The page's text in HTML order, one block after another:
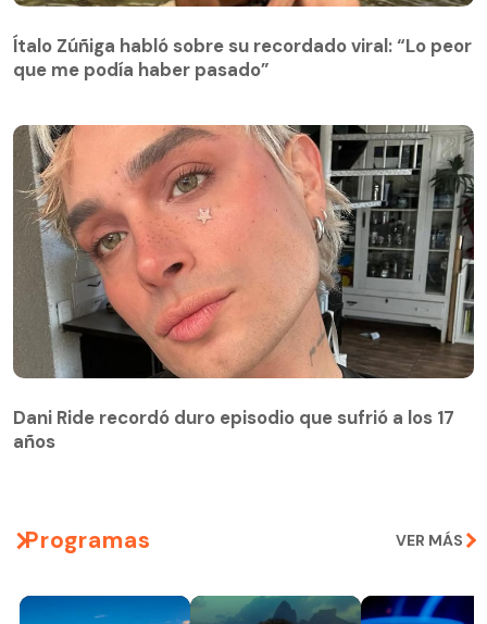
Ítalo Zúñiga habló sobre su recordado viral: “Lo peor
que me podía haber pasado”
Dani Ride recordó duro episodio que sufrió a los 17
años
Programas VER MÁS